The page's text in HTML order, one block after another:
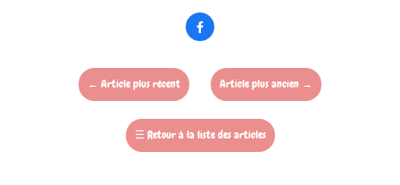

← Article plus récent Article plus ancien →
☰ Retour à la liste des articles